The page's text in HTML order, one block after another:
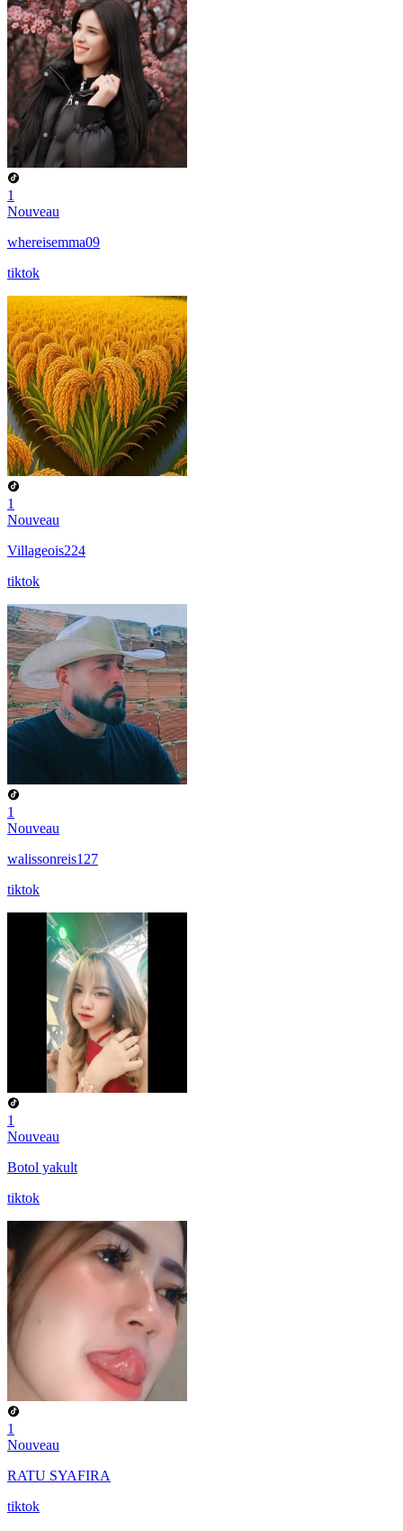
1
Nouveau
whereisemma09
tiktok
1
Nouveau
Villageois224
tiktok
1
Nouveau
walissonreis127
tiktok
1
Nouveau
Botol yakult
tiktok
1
Nouveau
RATU SYAFIRA
tiktok